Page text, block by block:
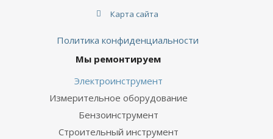
Карта сайта
Политика конфиденциальности
Мы ремонтируем
Электроинструмент
Измерительное оборудование
Бензоинструмент
Строительный инструмент